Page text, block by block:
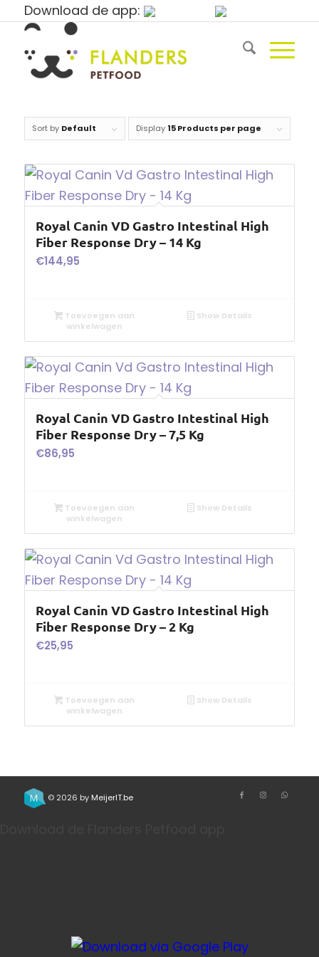
Download de app:
Sort by Default Display 15 Products per page
Royal Canin VD Gastro Intestinal High
Fiber Response Dry – 14 Kg
€144,95
Toevoegen aan
winkelwagen
Show Details
Royal Canin VD Gastro Intestinal High
Fiber Response Dry – 7,5 Kg
€86,95
Toevoegen aan
winkelwagen
Show Details
Royal Canin VD Gastro Intestinal High
Fiber Response Dry – 2 Kg
€25,95
Toevoegen aan
winkelwagen
Show Details
© 2026 by MeijerIT.be